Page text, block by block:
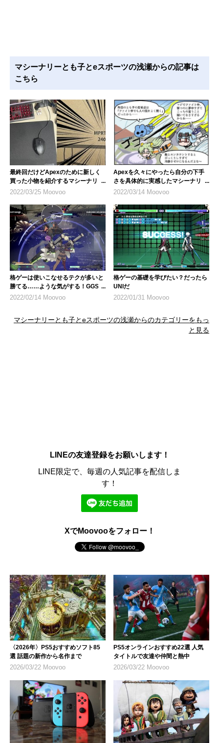
マシーナリーとも子とeスポーツの浅瀬からの記事は
こちら
最終回だけどApexのために新しく
買った小物を紹介するマシーナリー
とも子
2022/03/25 Moovoo
Apexを久々にやったら自分の下手
さを具体的に実感したマシーナリー
とも子
2022/03/14 Moovoo
格ゲーは使いこなせるテクが多いと
勝てる……ような気がする！GGST
の持ちネタを披露するマシーナリー
2022/02/14 Moovoo
格ゲーの基礎を学びたい？だったら
UNIだ
2022/01/31 Moovoo
マシーナリーとも子とeスポーツの浅瀬からのカテゴリーをもっ
と見る
LINEの友達登録をお願いします！
LINE限定で、毎週の人気記事を配信しま
す！
XでMoovooをフォロー！
〈2026年〉PS5おすすめソフト85
選 話題の新作から名作まで
2026/03/22 Moovoo
PS5オンラインおすすめ22選 人気
タイトルで友達や仲間と熱中
2026/03/22 Moovoo